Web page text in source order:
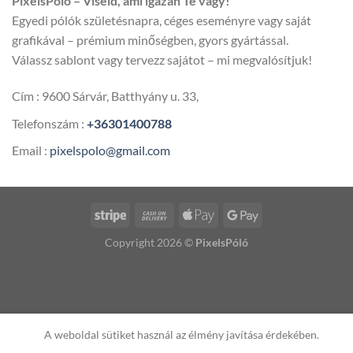
Egyedi pólók születésnapra, céges eseményre vagy saját
grafikával – prémium minőségben, gyors gyártással.
Válassz sablont vagy tervezz sajátot – mi megvalósítjuk!
Cím : 9600 Sárvár, Batthyány u. 33,
Telefonszám : +36301400788
Email : pixelspolo@gmail.com
Copyright 2026 © PixelsPóló
A weboldal sütiket használ az élmény javítása érdekében.